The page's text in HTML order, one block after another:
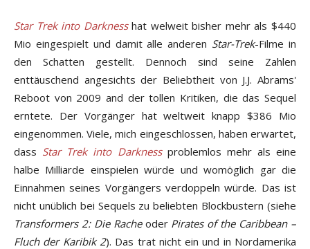
Star Trek into Darknesshat welweit bisher mehr als $440
Mio eingespielt und damit alle anderen Star-Trek-Filme in
den Schatten gestellt. Dennoch sind seine Zahlen
enttäuschend angesichts der Beliebtheit von J.J. Abrams'
Reboot von 2009 and der tollen Kritiken, die das Sequel
erntete. Der Vorgänger hat weltweit knapp $386 Mio
eingenommen. Viele, mich eingeschlossen, haben erwartet,
dass Star Trek into Darknessproblemlos mehr als eine
halbe Milliarde einspielen würde und womöglich gar die
Einnahmen seines Vorgängers verdoppeln würde. Das ist
nicht unüblich bei Sequels zu beliebten Blockbustern (siehe
Transformers 2: Die Racheoder Pirates of the Caribbean –
Fluch der Karibik 2). Das trat nicht ein und in Nordamerika